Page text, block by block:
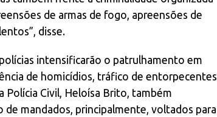
de armas de fogo, apreensões de
disse.
intensificarão o patrulhamento em
de homicídios, tráfico de entorpecentes
Polícia Civil, Heloísa Brito, também
mandados, principalmente, voltados para